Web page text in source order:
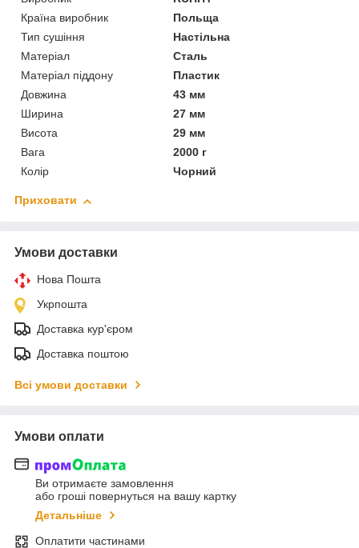
Країна виробник
Польща
Тип сушіння
Настільна
Матеріал
Сталь
Матеріал піддону
Пластик
Довжина
43 мм
Ширина
27 мм
Висота
29 мм
Вага
2000 г
Колір
Чорний
Приховати
Умови доставки
Нова Пошта
Укрпошта
Доставка кур'єром
Доставка поштою
Всі умови доставки
Умови оплати
Ви отримаєте замовлення
або гроші повернуться на вашу картку
Детальніше
Оплатити частинами